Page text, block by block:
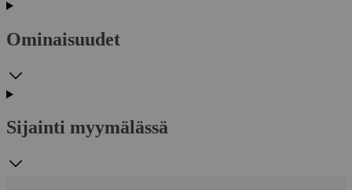
Ominaisuudet
Sijainti myymälässä